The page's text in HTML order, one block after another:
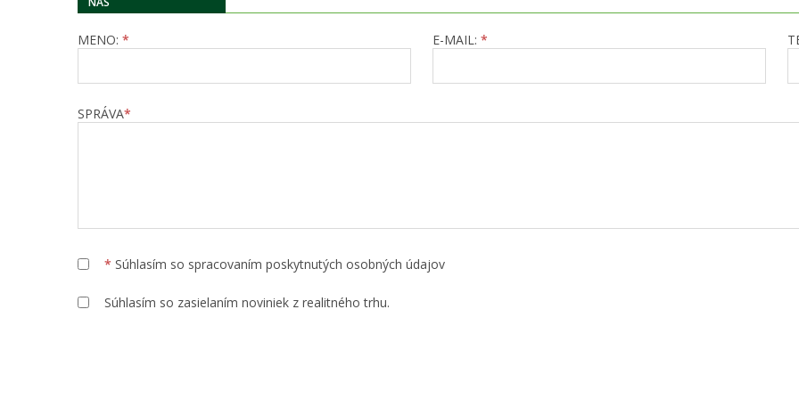
MENO: * E-MAIL: *
SPRÁVA*
* Súhlasím so spracovaním poskytnutých osobných údajov
Súhlasím so zasielaním noviniek z realitného trhu.